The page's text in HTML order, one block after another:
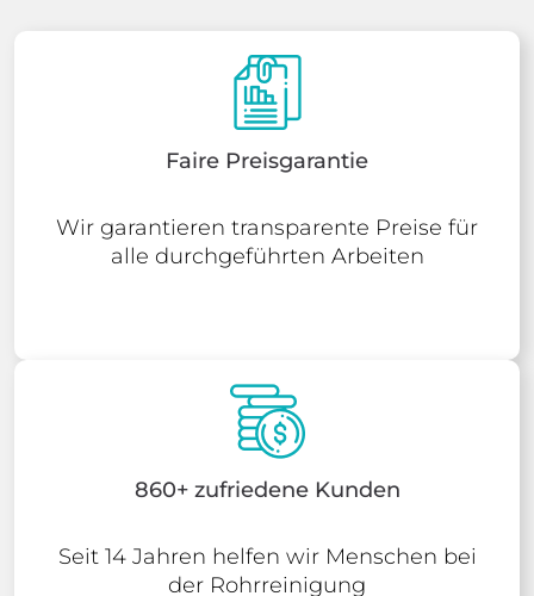
Faire Preisgarantie
Wir garantieren transparente Preise für
alle durchgeführten Arbeiten
860+ zufriedene Kunden
Seit 14 Jahren helfen wir Menschen bei
der Rohrreinigung